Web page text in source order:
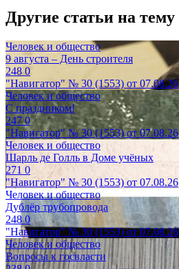
Другие статьи на тему
Человек и общество
9 августа – День строителя
2480
"Навигатор" № 30 (1553) от 07.08.26
Человек и общество
С праздником!
2470
"Навигатор" № 30 (1553) от 07.08.26
Человек и общество
Шарль де Голль в Доме учёных
271 0
"Навигатор" № 30 (1553) от 07.08.26
Человек и общество
Дублёр трубопровода
2480
"Навигатор" № 30 (1553) от 07.08.26
Человек и общество
Вопросы к госвласти